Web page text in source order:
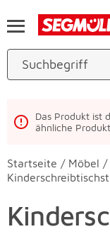
Das Produkt ist
ähnliche
Startseite / Möbel /